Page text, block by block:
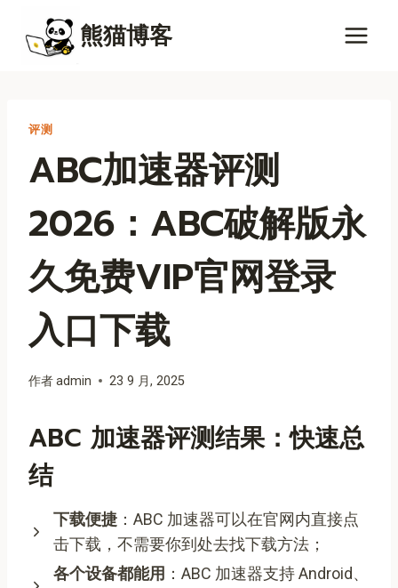
熊猫博客
评测
ABC加速器评测
2026：ABC破解版永
久免费VIP官网登录
入口下载
作者admin 23 9 月, 2025
ABC 加速器评测结果：快速总
结
下载便捷 ：ABC 加速器可以在官网内直接点
击下载，不需要你到处去找下载方法；
各个设备都能用 ：ABC 加速器支持 Android、